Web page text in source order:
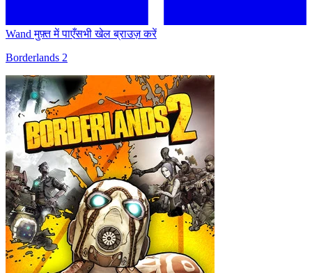
Wand मुफ़्त में पाएँसभी खेल ब्राउज़ करें
Borderlands 2